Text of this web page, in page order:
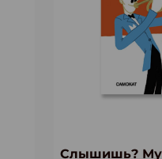
Слышишь?